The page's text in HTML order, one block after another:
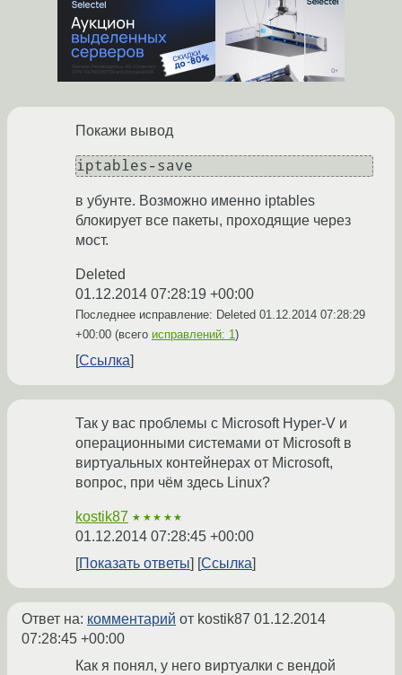
Покажи вывод
в убунте. Возможно именно iptables
блокирует все пакеты, проходящие через
мост.
Deleted
01.12.2014 07:28:19 +00:00
Последнее исправление: Deleted 01.12.2014 07:28:29
+00:00 (всего исправлений: 1)
Ссылка
Так у вас проблемы с Microsoft Hyper-V и
операционными системами от Microsoft в
виртуальных контейнерах от Microsoft,
вопрос, при чём здесь Linux?
kostik87 ★★★★★
01.12.2014 07:28:45 +00:00
Показать ответы
Ссылка
Ответ на: комментарий от kostik87 01.12.2014
07:28:45 +00:00
Как я понял, у него виртуалки с вендой